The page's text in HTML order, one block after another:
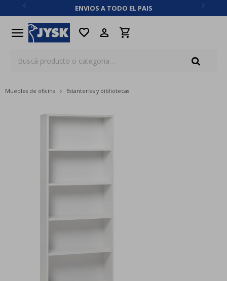
ENVIOS A TODO EL PAIS
menu favorite
Muebles de oficina Estanterías y bibliotecas
close